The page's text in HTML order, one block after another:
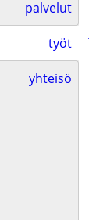
palvelut
työt
yhteisö